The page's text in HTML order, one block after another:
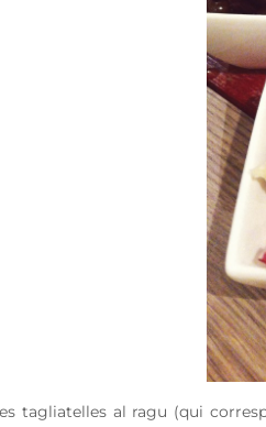
tagliatelles al ragu (qui